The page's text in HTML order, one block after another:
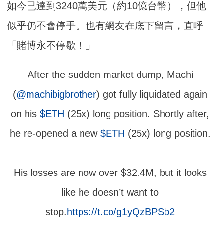
如今已達到3240萬美元（約10億台幣），但他
似乎仍不會停手。也有網友在底下留言，直呼
「賭博永不停歇！」
After the sudden market dump, Machi
(@machibigbrother) got fully liquidated again
on his $ETH (25x) long position. Shortly after,
he re-opened a new $ETH (25x) long position.
His losses are now over $32.4M, but it looks
like he doesn’t want to
stop. https://t.co/g1yQzBPSb2